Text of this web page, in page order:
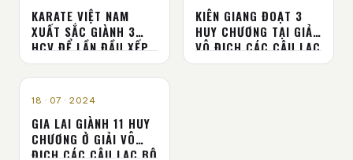
KARATE VIỆT NAM
XUẤT SẮC GIÀNH 3
HCV ĐỂ LẦN ĐẦU XẾP
NHÌ TOÀN ĐOÀN GIẢI
VÔ ĐỊCH CHÂU Á 2024
KIÊN GIANG ĐOẠT 3
HUY CHƯƠNG TẠI GIẢI
VÔ ĐỊCH CÁC CÂU LẠC
BỘ KARATE QUỐC GIA
TIN TỨC
18 · 07 · 2024
GIA LAI GIÀNH 11 HUY
CHƯƠNG Ở GIẢI VÔ
ĐỊCH CÁC CÂU LẠC BỘ